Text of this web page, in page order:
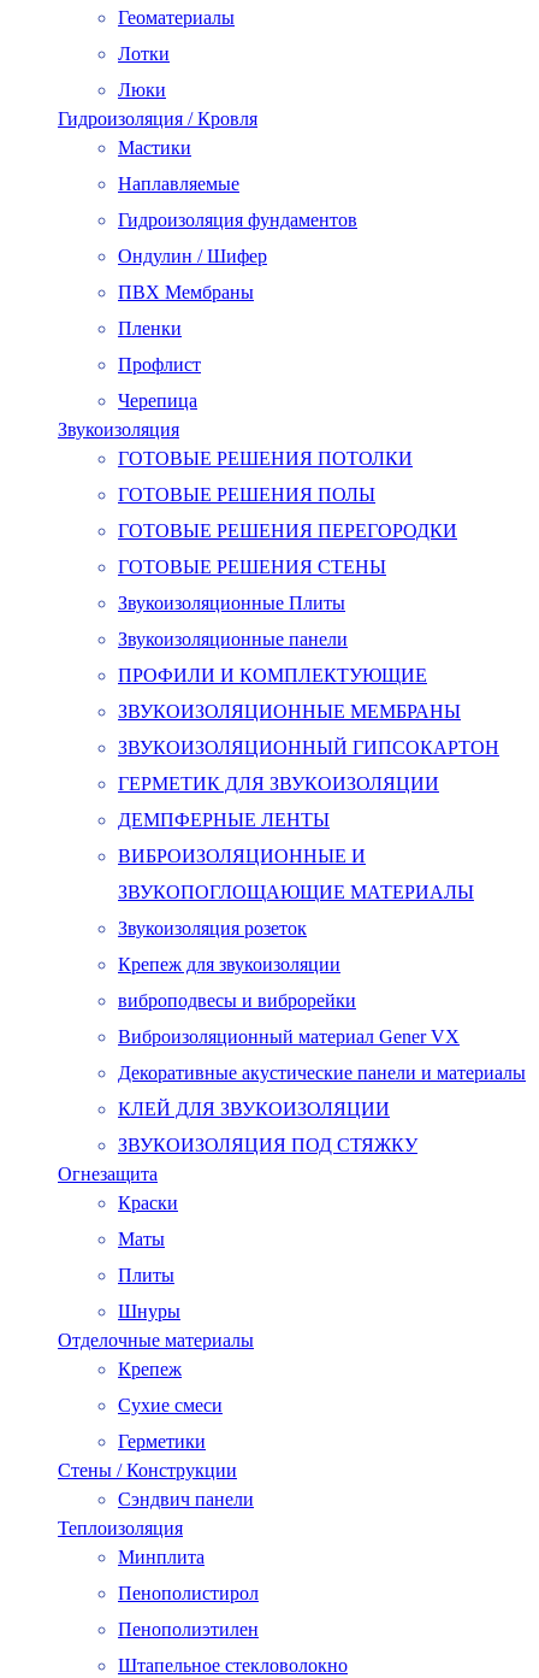
Геоматериалы
Лотки
Люки
Гидроизоляция / Кровля
Мастики
Наплавляемые
Гидроизоляция фундаментов
Ондулин / Шифер
ПВХ Мембраны
Пленки
Профлист
Черепица
Звукоизоляция
ГОТОВЫЕ РЕШЕНИЯ ПОТОЛКИ
ГОТОВЫЕ РЕШЕНИЯ ПОЛЫ
ГОТОВЫЕ РЕШЕНИЯ ПЕРЕГОРОДКИ
ГОТОВЫЕ РЕШЕНИЯ СТЕНЫ
Звукоизоляционные Плиты
Звукоизоляционные панели
ПРОФИЛИ И КОМПЛЕКТУЮЩИЕ
ЗВУКОИЗОЛЯЦИОННЫЕ МЕМБРАНЫ
ЗВУКОИЗОЛЯЦИОННЫЙ ГИПСОКАРТОН
ГЕРМЕТИК ДЛЯ ЗВУКОИЗОЛЯЦИИ
ДЕМПФЕРНЫЕ ЛЕНТЫ
ВИБРОИЗОЛЯЦИОННЫЕ И
ЗВУКОПОГЛОЩАЮЩИЕ МАТЕРИАЛЫ
Звукоизоляция розеток
Крепеж для звукоизоляции
виброподвесы и виброрейки
Виброизоляционный материал Gener VX
Декоративные акустические панели и материалы
КЛЕЙ ДЛЯ ЗВУКОИЗОЛЯЦИИ
ЗВУКОИЗОЛЯЦИЯ ПОД СТЯЖКУ
Огнезащита
Краски
Маты
Плиты
Шнуры
Отделочные материалы
Крепеж
Сухие смеси
Герметики
Стены / Конструкции
Сэндвич панели
Теплоизоляция
Минплита
Пенополистирол
Пенополиэтилен
Штапельное стекловолокно